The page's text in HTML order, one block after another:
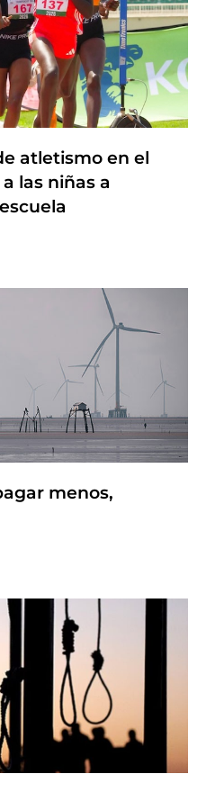
atletismo en el
las niñas a
menos,